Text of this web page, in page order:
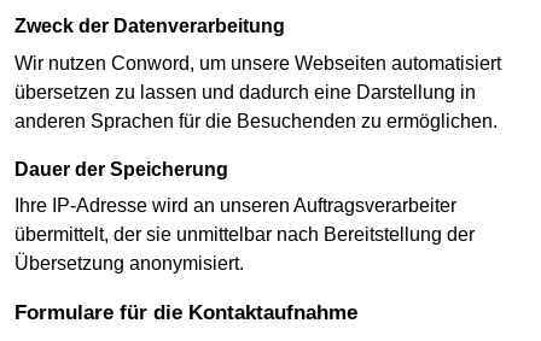
Zweck der Datenverarbeitung
Wir nutzen Conword, um unsere Webseiten automatisiert
übersetzen zu lassen und dadurch eine Darstellung in
anderen Sprachen für die Besuchenden zu ermöglichen.
Dauer der Speicherung
Ihre IP-Adresse wird an unseren Auftragsverarbeiter
übermittelt, der sie unmittelbar nach Bereitstellung der
Übersetzung anonymisiert.
Formulare für die Kontaktaufnahme